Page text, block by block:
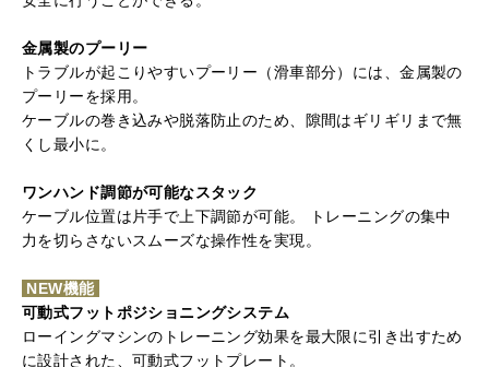
金属製のプーリー
トラブルが起こりやすいプーリー（滑車部分）には、金属製の
プーリーを採用。
ケーブルの巻き込みや脱落防止のため、隙間はギリギリまで無
くし最小に。
ワンハンド調節が可能なスタック
ケーブル位置は片手で上下調節が可能。 トレーニングの集中
力を切らさないスムーズな操作性を実現。
NEW機能
可動式フットポジショニングシステム
ローイングマシンのトレーニング効果を最大限に引き出すため
に設計された、可動式フットプレート。